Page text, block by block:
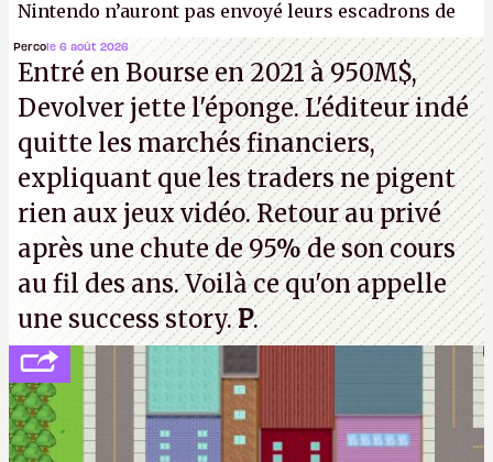
Nintendo n’auront pas envoyé leurs escadrons de
la mort judiciaires pour distribuer du copyright
strike à tour de bras, l'Oncle Sam continuera
d'étaler sa confiture intellectuelle sur vos
souvenirs d'enfance.P.
Percole 6 août 2026
Entré en Bourse en 2021 à 950M$,
Devolver jette l'éponge. L'éditeur indé
quitte les marchés financiers,
expliquant que les traders ne pigent
rien aux jeux vidéo. Retour au privé
après une chute de 95% de son cours
au fil des ans. Voilà ce qu'on appelle
une success story.P.